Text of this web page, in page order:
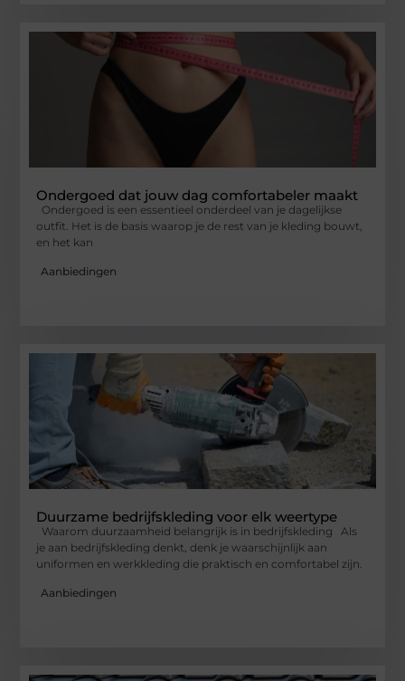
Ondergoed dat jouw dag comfortabeler maakt
Ondergoed is een essentieel onderdeel van je dagelijkse
outfit. Het is de basis waarop je de rest van je kleding bouwt,
en het kan
Aanbiedingen
Duurzame bedrijfskleding voor elk weertype
Waarom duurzaamheid belangrijk is in bedrijfskleding Als
je aan bedrijfskleding denkt, denk je waarschijnlijk aan
uniformen en werkkleding die praktisch en comfortabel zijn.
Aanbiedingen